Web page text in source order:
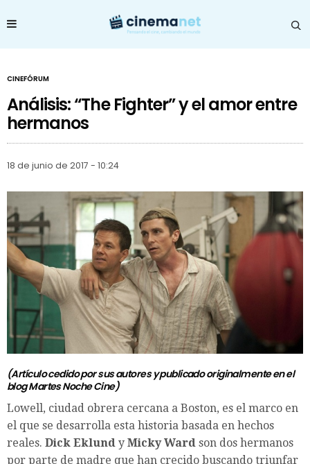
CINEFÓRUM
Análisis: “The Fighter” y el amor entre
hermanos
18 de junio de 2017 - 10:24
(Artículo cedido por sus autores y publicado originalmente en el
blogMartes Noche Cine)
Lowell, ciudad obrera cercana a Boston, es el marco en
el que se desarrolla esta historia basada en hechos
reales. Dick Eklund y Micky Ward son dos hermanos
por parte de madre que han crecido buscando triunfar